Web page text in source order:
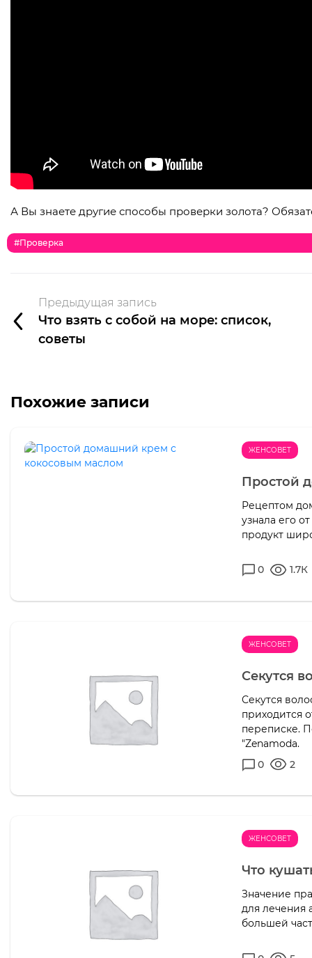
А Вы знаете другие способы проверки золота?
#проверка
Предыдущая запись
Что взять с собой на море: список,
советы
Похожие записи
ЖЕНСОВЕТ
Простой
Рецептом
узнала его
продукт
0 1.7К
ЖЕНСОВЕТ
Секутся
Секутся
приходится
переписке.
"Zenamoda.
0
2
ЖЕНСОВЕТ
Что
Значение
для лечения
большей